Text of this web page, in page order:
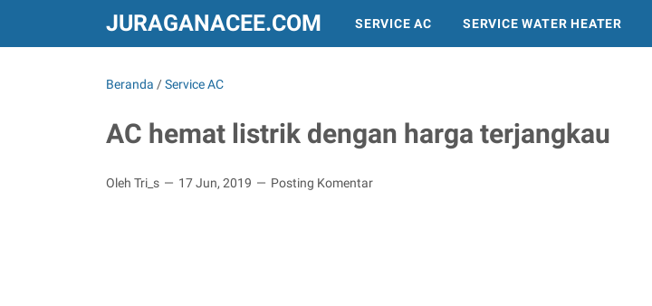
JURAGANACEE.COM SERVICE AC SERVICE WATER HEATER
Beranda /Service AC
AC hemat listrik dengan harga terjangkau
Oleh Tri_s 17 Jun, 2019 Posting Komentar